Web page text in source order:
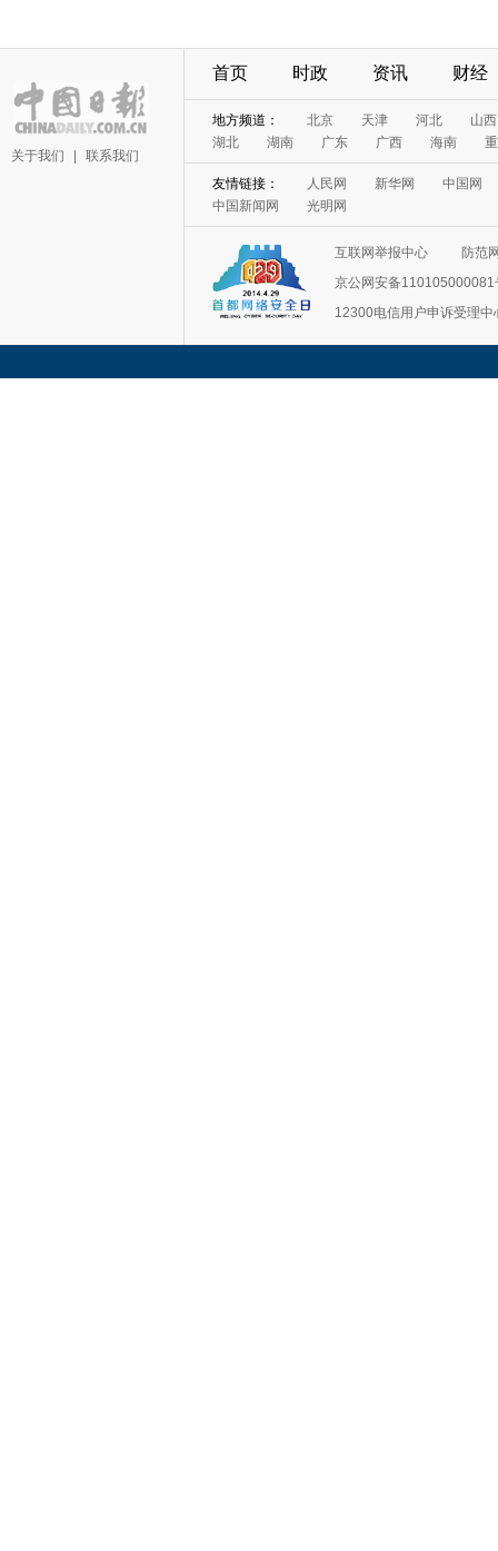
关于我们 联系我们
首页 时政 资讯 财经
地方频道： 北京 天津 河北
山西
湖北
湖南 广东 广西 海南
友情链接： 人民网 新华网
中国网
中国新闻网
光明网
互联网举报中心
防范
京公网安备110105000081
12300电信用户申诉受理中